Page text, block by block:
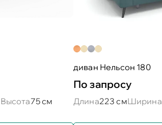
Высота75 см
диван Нельсон 180
По запросу
Длина223 смШирина